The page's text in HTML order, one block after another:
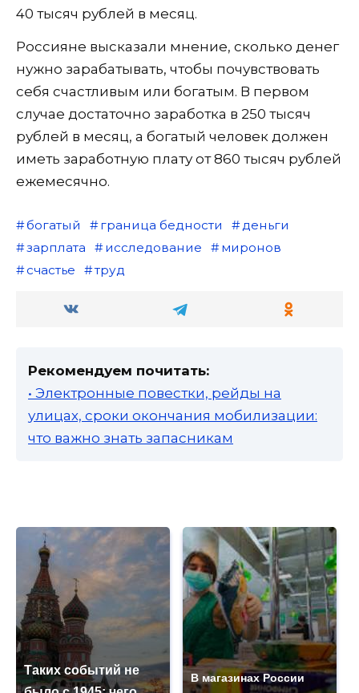
40 тысяч рублей в месяц.
Россияне высказали мнение, сколько денег
нужно зарабатывать, чтобы почувствовать
себя счастливым или богатым. В первом
случае достаточно заработка в 250 тысяч
рублей в месяц, а богатый человек должен
иметь заработную плату от 860 тысяч рублей
ежемесячно.
богатый граница бедности
деньги
зарплата
исследование
миронов
счастье
труд
Рекомендуем почитать:
• Электронные повестки, рейды на
улицах, сроки окончания мобилизации:
что важно знать запасникам
Таких событий не
В магазинах России